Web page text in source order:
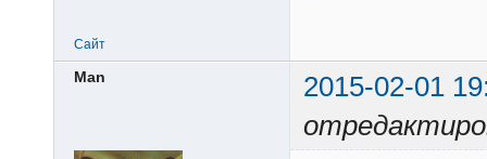
Сайт
Man
2015-02-01